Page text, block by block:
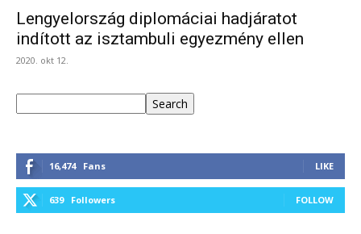
Lengyelország diplomáciai hadjáratot
indított az isztambuli egyezmény ellen
2020. okt 12.
Search
16,474 Fans LIKE
639 Followers FOLLOW